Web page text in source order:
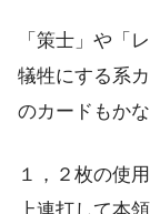
「策士」や「
犠牲にする系
のカードもか
１，２枚の使